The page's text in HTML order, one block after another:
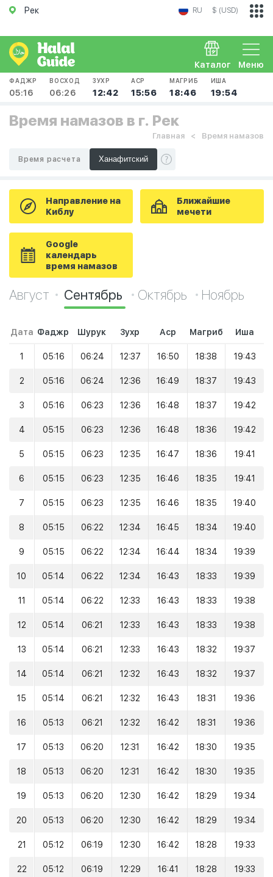
Рек RU $ (USD)
Меню
Каталог
ФАДЖР
05:16
ВОСХОД
06:26
ЗУХР
12:42
АСР
15:56
МАГРИБ
18:46
ИША
19:54
Время намазов в г. Рек
Главная Время намазов
Время расчета
Направление на
Киблу
Ближайшие
мечети
Google
календарь
время намазов
Август Сентябрь Октябрь Ноябрь
Дата Фаджр Шурук Зухр Аср Магриб Иша
1 05:16 06:24 12:37 16:50 18:38 19:43
2 05:16 06:24 12:36 16:49 18:37 19:43
3 05:16 06:23 12:36 16:48 18:37 19:42
4 05:15 06:23 12:36 16:48 18:36 19:42
5 05:15 06:23 12:35 16:47 18:36 19:41
6 05:15 06:23 12:35 16:46 18:35 19:41
7 05:15 06:23 12:35 16:46 18:35 19:40
8 05:15 06:22 12:34 16:45 18:34 19:40
9 05:15 06:22 12:34 16:44 18:34 19:39
10 05:14 06:22 12:34 16:43 18:33 19:39
11 05:14 06:22 12:33 16:43 18:33 19:38
12 05:14 06:21 12:33 16:43 18:33 19:38
13 05:14 06:21 12:33 16:43 18:32 19:37
14 05:14 06:21 12:32 16:43 18:32 19:37
15 05:14 06:21 12:32 16:43 18:31 19:36
16 05:13 06:21 12:32 16:42 18:31 19:36
17 05:13 06:20 12:31 16:42 18:30 19:35
18 05:13 06:20 12:31 16:42 18:30 19:35
19 05:13 06:20 12:30 16:42 18:29 19:34
20 05:13 06:20 12:30 16:42 18:29 19:34
21 05:12 06:19 12:30 16:42 18:28 19:33
22 05:12 06:19 12:29 16:41 18:28 19:33